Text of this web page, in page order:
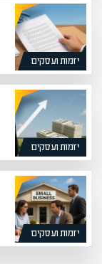
יזמות ועסקים
יזמות ועסקים
יזמות ועסקים